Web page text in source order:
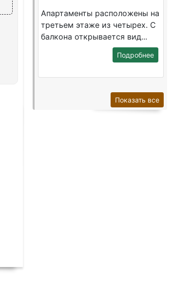
Апартаменты расположены на
третьем этаже из четырех. С
балкона открывается вид...
Подробнее
Показать все